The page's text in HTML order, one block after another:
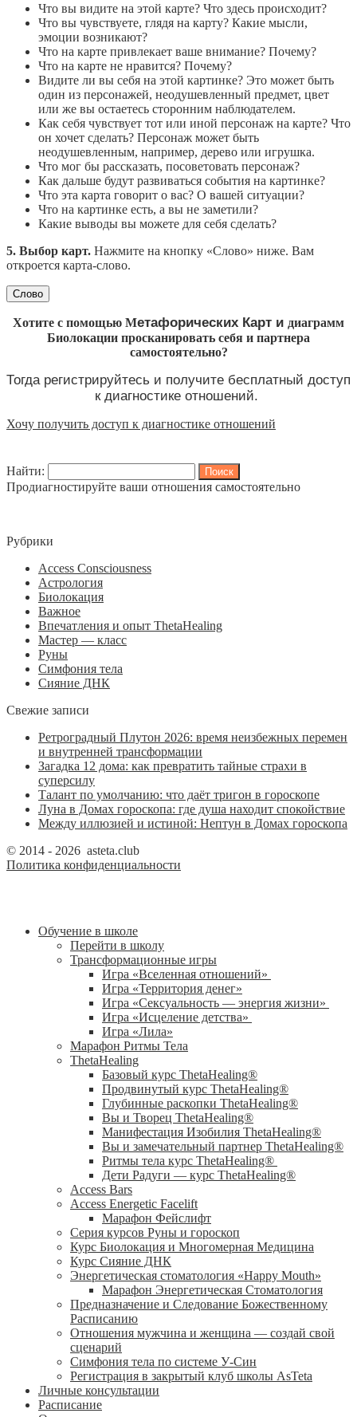
Что вы видите на этой карте? Что здесь происходит?
Что вы чувствуете, глядя на карту? Какие мысли,
эмоции возникают?
Что на карте привлекает ваше внимание? Почему?
Что на карте не нравится? Почему?
Видите ли вы себя на этой картинке? Это может быть
один из персонажей, неодушевленный предмет, цвет
или же вы остаетесь сторонним наблюдателем.
Как себя чувствует тот или иной персонаж на карте? Что
он хочет сделать? Персонаж может быть
неодушевленным, например, дерево или игрушка.
Что мог бы рассказать, посоветовать персонаж?
Как дальше будут развиваться события на картинке?
Что эта карта говорит о вас? О вашей ситуации?
Что на картинке есть, а вы не заметили?
Какие выводы вы можете для себя сделать?
5. Выбор карт. Нажмите на кнопку «Слово» ниже. Вам
откроется карта-слово.
Слово
Хотите с помощью Метафорических Карт и диаграмм
Биолокации просканировать себя и партнера
самостоятельно?
Тогда регистрируйтесь и получите бесплатный доступ
к диагностике отношений.
Хочу получить доступ к диагностике отношений
Найти:
Продиагностируйте ваши отношения самостоятельно
Рубрики
Access Consciousness
Астрология
Биолокация
Важное
Впечатления и опыт ThetaHealing
Мастер — класс
Руны
Симфония тела
Сияние ДНК
Свежие записи
Ретроградный Плутон 2026: время неизбежных перемен
и внутренней трансформации
Загадка 12 дома: как превратить тайные страхи в
суперсилу
Талант по умолчанию: что даёт тригон в гороскопе
Луна в Домах гороскопа: где душа находит спокойствие
Между иллюзией и истиной: Нептун в Домах гороскопа
© 2014 - 2026 asteta.club
Политика конфиденциальности
Обучение в школе
Перейти в школу
Трансформационные игры
Игра «Вселенная отношений»
Игра «Территория денег»
Игра «Сексуальность — энергия жизни»
Игра «Исцеление детства»
Игра «Лила»
Марафон Ритмы Тела
ThetaHealing
Базовый курс ThetaHealing®
Продвинутый курс ThetaHealing®
Глубинные раскопки ThetaHealing®
Вы и Творец ThetaHealing®
Манифестация Изобилия ThetaHealing®
Вы и замечательный партнер ThetaHealing®
Ритмы тела курс ThetaHealing®
Дети Радуги — курс ThetaHealing®
Access Bars
Access Energetic Facelift
Марафон Фейслифт
Серия курсов Руны и гороскоп
Курс Биолокация и Многомерная Медицина
Курс Сияние ДНК
Энергетическая стоматология «Happy Mouth»
Марафон Энергетическая Cтоматология
Предназначение и Следование Божественному
Расписанию
Отношения мужчина и женщина — создай свой
сценарий
Симфония тела по системе У-Син
Регистрация в закрытый клуб школы AsTeta
Личные консультации
Расписание